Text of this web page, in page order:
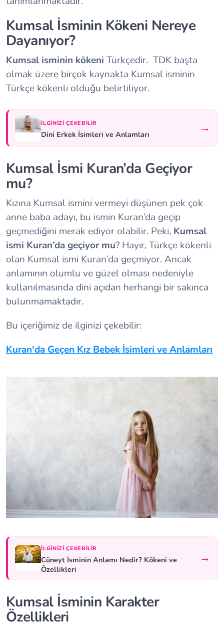
Kumsal İsminin Kökeni Nereye
Dayanıyor?
Kumsal isminin kökeni Türkçedir. TDK başta
olmak üzere birçok kaynakta Kumsal isminin
Türkçe kökenli olduğu belirtiliyor.
İLGINIZI ÇEKEBILIR
Dini Erkek İsimleri ve Anlamları →
Kumsal İsmi Kuran’da Geçiyor
mu?
Kızına Kumsal ismini vermeyi düşünen pek çok
anne baba adayı, bu ismin Kuran’da geçip
geçmediğini merak ediyor olabilir. Peki, Kumsal
ismi Kuran’da geçiyor mu? Hayır, Türkçe kökenli
olan Kumsal ismi Kuran’da geçmiyor. Ancak
anlamının olumlu ve güzel olması nedeniyle
kullanılmasında dini açıdan herhangi bir sakınca
bulunmamaktadır.
Bu içeriğimiz de ilginizi çekebilir:
Kuran'da Geçen Kız Bebek İsimleri ve Anlamları
İLGINIZI ÇEKEBILIR
Cüneyt İsminin Anlamı Nedir? Kökeni ve
Özellikleri
→
Kumsal İsminin Karakter
Özellikleri